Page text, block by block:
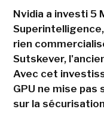
Nvidia a investi 5
rien
Sutskever,
Avec cet
GPU ne mise
sur la